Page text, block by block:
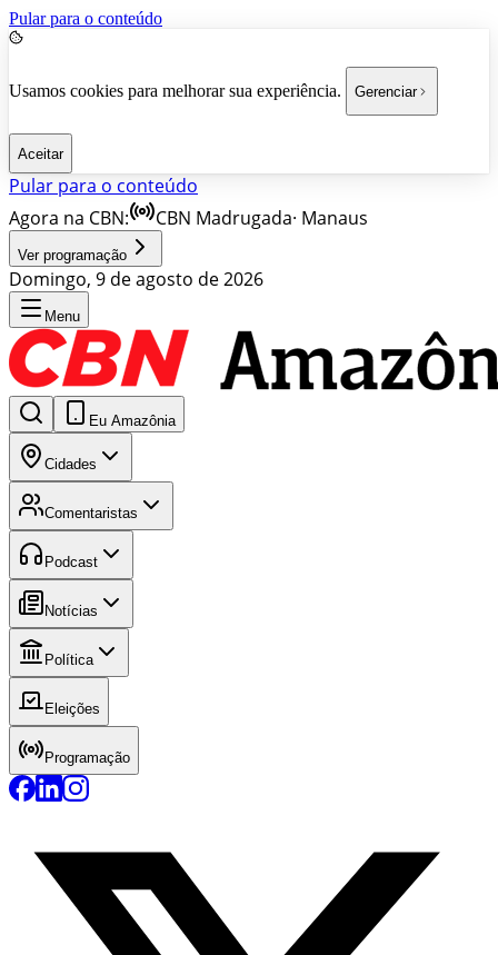
Pular para o conteúdo
Usamos cookies para melhorar sua experiência. Gerenciar
Aceitar
Pular para o conteúdo
Agora na CBN:
CBN Madrugada· Manaus
Ver programação
Domingo, 9 de agosto de 2026
Menu
Eu Amazônia
Cidades
Comentaristas
Podcast
Notícias
Política
Eleições
Programação